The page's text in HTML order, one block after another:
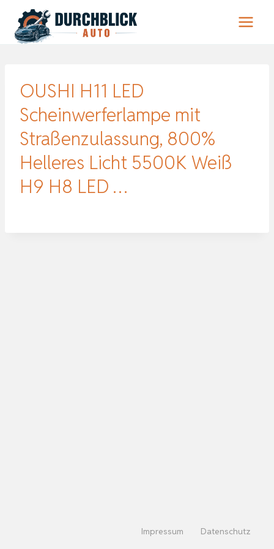
Inhalt
springen
OUSHI H11 LED
Scheinwerferlampe mit
Straßenzulassung, 800%
Helleres Licht 5500K Weiß
H9 H8 LED …
Impressum Datenschutz